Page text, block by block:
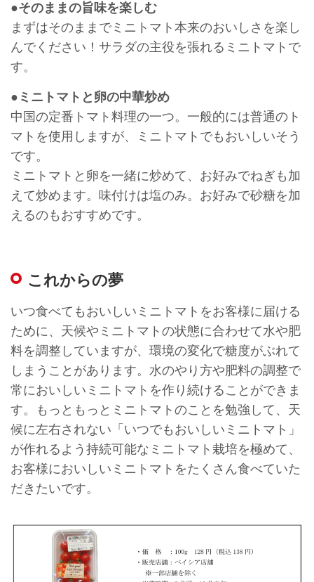
●そのままの旨味を楽しむ
まずはそのままでミニトマト本来のおいしさを楽し
んでください！サラダの主役を張れるミニトマトで
す。
●ミニトマトと卵の中華炒め
中国の定番トマト料理の一つ。一般的には普通のト
マトを使用しますが、ミニトマトでもおいしいそう
です。
ミニトマトと卵を一緒に炒めて、お好みでねぎも加
えて炒めます。味付けは塩のみ。お好みで砂糖を加
えるのもおすすめです。
これからの夢
いつ食べてもおいしいミニトマトをお客様に届ける
ために、天候やミニトマトの状態に合わせて水や肥
料を調整していますが、環境の変化で糖度がぶれて
しまうことがあります。水のやり方や肥料の調整で
常においしいミニトマトを作り続けることができま
す。もっともっとミニトマトのことを勉強して、天
候に左右されない「いつでもおいしいミニトマト」
が作れるよう持続可能なミニトマト栽培を極めて、
お客様においしいミニトマトをたくさん食べていた
だきたいです。